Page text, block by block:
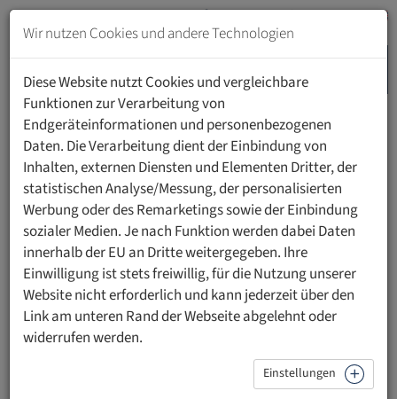
Zum
Inhalt
springen
Navigation
springen
HOME UFL SHOP
Der UFL Merchandising Shop ist online
Willkommen im offiziellen Merchandising Shop der UFL.
Entdecken Sie eine ausgewählte Kollektion hochwertiger
Produkte, die exklusiv für Studierende, Alumni,
Mitarbeitende sowie Freundinnen und Freunde der UFL
entwickelt wurden. Unsere Merchandise-Artikel stehen für
Qualität, Identifikation und gelebte Verbundenheit mit
Wir nutzen Cookies und andere Technologien
Diese Website nutzt Cookies und vergleichbare
Funktionen zur Verarbeitung von
Endgeräteinformationen und personenbezogenen
Daten. Die Verarbeitung dient der Einbindung von
Inhalten, externen Diensten und Elementen Dritter, der
statistischen Analyse/Messung, der personalisierten
Werbung oder des Remarketings sowie der Einbindung
sozialer Medien. Je nach Funktion werden dabei Daten
innerhalb der EU an Dritte weitergegeben. Ihre
Einwilligung ist stets freiwillig, für die Nutzung unserer
Website nicht erforderlich und kann jederzeit über den
Link am unteren Rand der Webseite abgelehnt oder
widerrufen werden.
Einstellungen